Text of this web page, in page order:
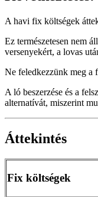
A havi fix költségek
Ez természetesen nem
versenyekért, a lovas
Ne feledkezzünk meg a
A ló beszerzése és a
alternatívát, miszerint
Áttekintés
Fix költségek